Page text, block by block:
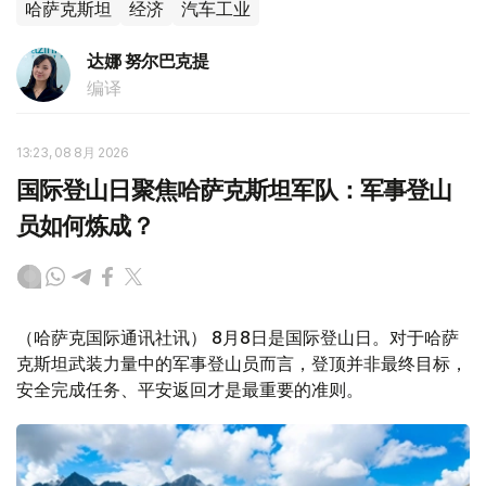
哈萨克斯坦 经济 汽车工业
达娜 努尔巴克提
编译
13:23, 08 8月 2026
国际登山日聚焦哈萨克斯坦军队：军事登山
员如何炼成？
（哈萨克国际通讯社讯） 8月8日是国际登山日。对于哈萨
克斯坦武装力量中的军事登山员而言，登顶并非最终目标，
安全完成任务、平安返回才是最重要的准则。